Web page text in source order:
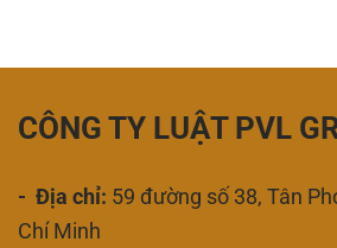
CÔNG TY LUẬT PVL
- Địa chỉ: 59 đường số 38, Tân
Chí Minh